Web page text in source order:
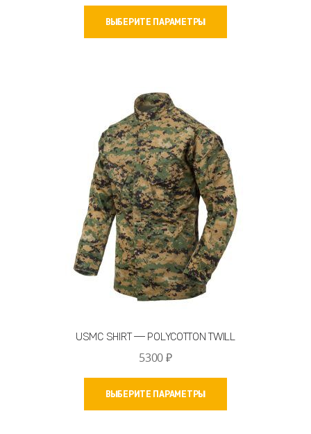
ВЫБЕРИТЕ ПАРАМЕТРЫ
на
странице
товара.
USMC SHIRT — POLYCOTTON TWILL
5300₽
ВЫБЕРИТЕ ПАРАМЕТРЫ